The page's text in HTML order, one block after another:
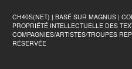
CH40S(NET) | BASÉ SUR MAGNUS |
PROPRIÉTÉ INTELLECTUELLE DES
COMPAGNIES/ARTISTES/TROUPES
RÉSERVÉE